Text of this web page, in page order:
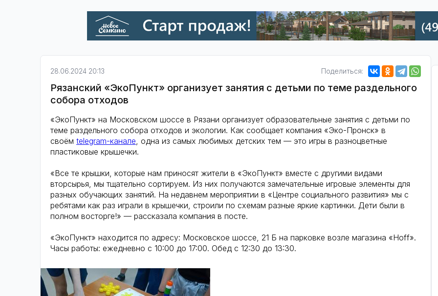
28.06.2024 20:13 Поделиться:
Рязанский «ЭкоПункт» организует занятия с детьми по теме раздельного
собора отходов
«ЭкоПункт» на Московском шоссе в Рязани организует образовательные занятия с детьми по
теме раздельного собора отходов и экологии. Как сообщает компания «Эко-Пронск» в
своём telegram-канале, одна из самых любимых детских тем — это игры в разноцветные
пластиковые крышечки.
«Все те крышки, которые нам приносят жители в «ЭкоПункт» вместе с другими видами
вторсырья, мы тщательно сортируем. Из них получаются замечательные игровые элементы для
разных обучающих занятий. На недавнем мероприятии в «Центре социального развития» мы с
ребятами как раз играли в крышечки, строили по схемам разные яркие картинки. Дети были в
полном восторге!» — рассказала компания в посте.
«ЭкоПункт» находится по адресу: Московское шоссе, 21 Б на парковке возле магазина «Hoff».
Часы работы: ежедневно с 10:00 до 17:00. Обед с 12:30 до 13:30.